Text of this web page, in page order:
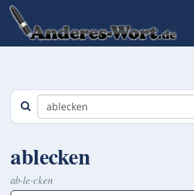
ablecken
ab·le·cken